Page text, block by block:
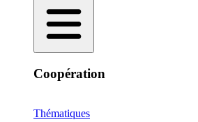
Coopération
Thématiques